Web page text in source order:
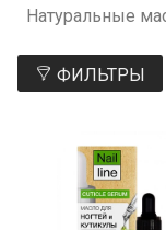
Натуральные
ФИЛЬТРЫ